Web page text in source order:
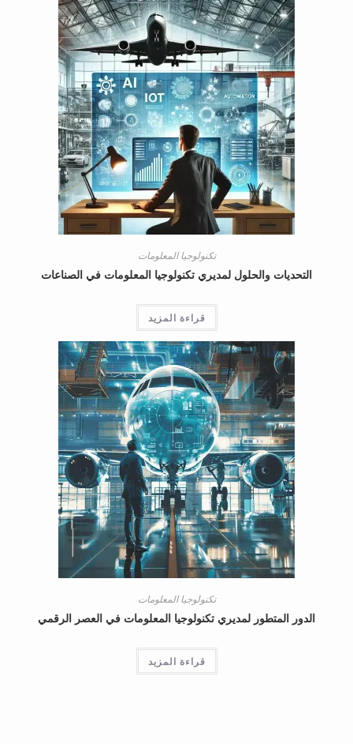
تكنولوجيا المعلومات
التحديات والحلول لمديري تكنولوجيا المعلومات في الصناعات
قراءة المزيد
تكنولوجيا المعلومات
الدور المتطور لمديري تكنولوجيا المعلومات في العصر الرقمي
قراءة المزيد